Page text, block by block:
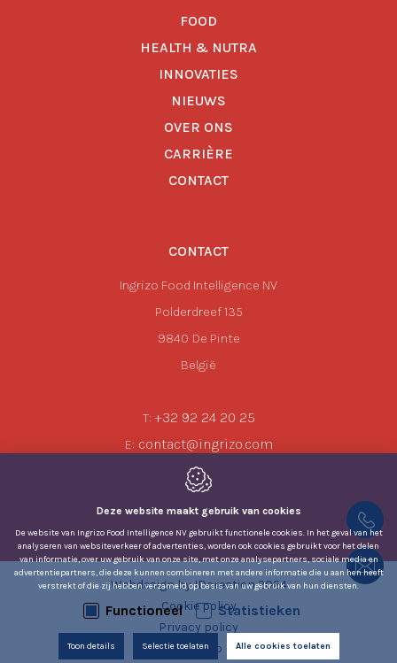
FOOD
HEALTH & NUTRA
INNOVATIES
NIEUWS
OVER ONS
CARRIÈRE
CONTACT
CONTACT
Ingrizo Food Intelligence NV
Polderdreef 135
9840 De Pinte
België
T: +32 92 24 20 25
E: contact@ingrizo.com
Webdesign by IDcreation 2024
Cookie policy
Privacy policy
Sitemap
Deze website maakt gebruik van cookies
De website van Ingrizo Food Intelligence NV gebruikt functionele cookies. In het geval van het
analyseren van websiteverkeer of advertenties, worden ook cookies gebruikt voor het delen
van informatie, over uw gebruik van onze site, met onze analysepartners, sociale media en
advertentiepartners, die deze kunnen combineren met andere informatie die u aan hen heeft
verstrekt of die zij hebben verzameld op basis van uw gebruik van hun diensten.
Functioneel Statistieken
Toon details Selectie toelaten Alle cookies toelaten